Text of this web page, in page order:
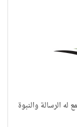
له الرسالة والنبوة